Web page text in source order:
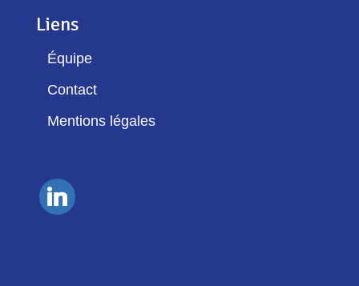
Liens
Équipe
Contact
Mentions légales